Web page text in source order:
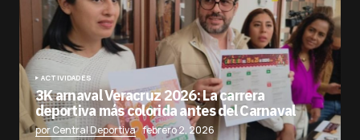
ACTIVIDADES
3K arnaval Veracruz 2026: La carrera
deportiva más colorida antes del Carnaval
por Central Deportiva febrero 2, 2026